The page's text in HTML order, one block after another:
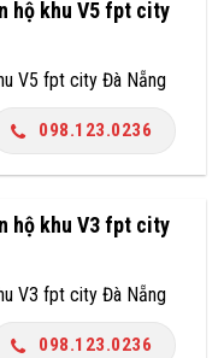
hộ khu V5 fpt city
V5 fpt city Đà Nẵng
098.123.0236
hộ khu V3 fpt city
V3 fpt city Đà Nẵng
098.123.0236